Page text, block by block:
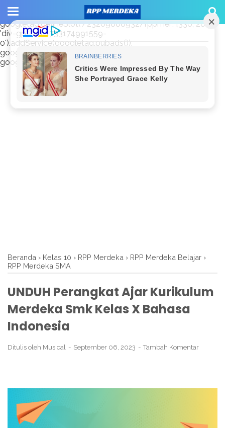
window.googletag = window.googletag || {cmd: []};
googletag.cmd.push(function() {
googletag.defineSlot('/23209888932/rppmer', [336, 280],
'div-gpt-ad-1733174991559-
0').addService(googletag.pubads());
googletag.pubads().enableSingleRequest();
googletag.enableServices(); });
Beranda › Kelas 10 › RPP Merdeka › RPP Merdeka Belajar ›
RPP Merdeka SMA
UNDUH Perangkat Ajar Kurikulum
Merdeka Smk Kelas X Bahasa
Indonesia
Ditulis oleh Musical September 06, 2023 Tambah Komentar